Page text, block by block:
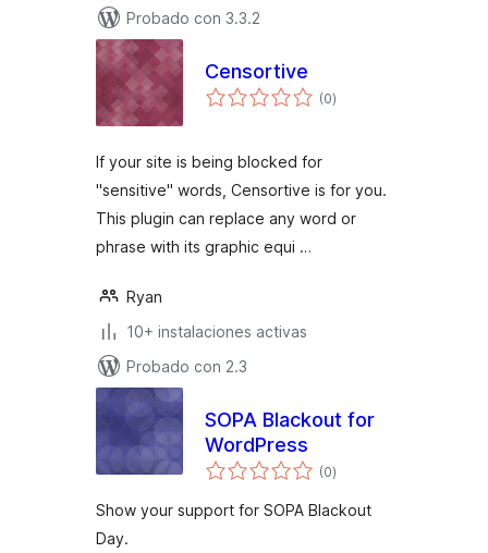
Probado con 3.3.2
Censortive
(0total
de
)
If your site is being blocked for
"sensitive" words, Censortive is for you.
This plugin can replace any word or
phrase with its graphic equi …
Ryan
10+ instalaciones activas
Probado con 2.3
SOPA Blackout for
WordPress
(0total
de
)
Show your support for SOPA Blackout
Day.